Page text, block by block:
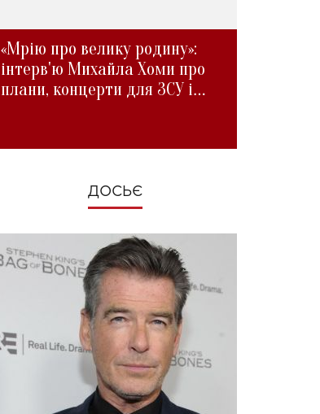
«Мрію про велику родину»:
інтерв'ю Михайла Хоми про
плани, концерти для ЗСУ і
ДОСЬЄ